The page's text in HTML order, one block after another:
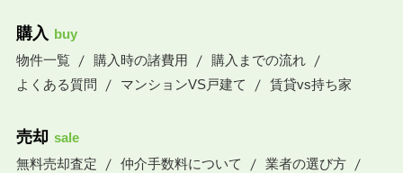
購入 buy
物件一覧
購入時の諸費用
購入までの流れ
よくある質問
マンションVS戸建て 賃貸vs持ち家
売却 sale
無料売却査定
仲介手数料について
業者の選び方